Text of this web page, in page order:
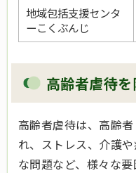
地域包括支援センタ
ーこくぶんじ
高齢者虐待
高齢者虐待は、高齢
れ、ストレス、介護
な問題など、様々な